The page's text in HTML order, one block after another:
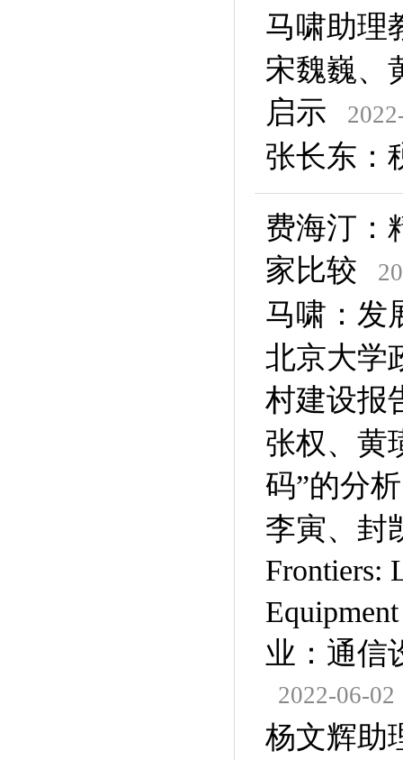
马啸助理
宋魏巍、
启示
张长东：
费海汀：
家比较
马啸：发
北京大学
村建设报
张权、黄
码”的分析
李寅、封
Frontiers:
业：通信
2022-06-02
杨文辉助